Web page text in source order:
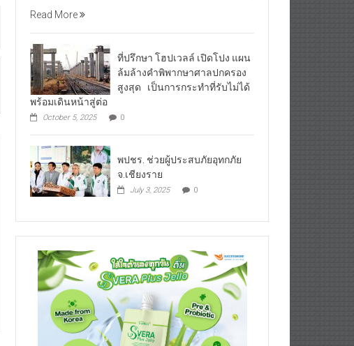
Read More
ที่ปรึกษา โฮปเวลล์ เปิดโปง แผน
ล้มล้างคำพิพากษาศาลปกครอง
สูงสุด เป็นการกระทำที่รับไม่ได้
พร้อมเดินหน้าสู่ต่อ
October 5, 2025 0
พปชร. ช่วยผู้ประสบภัยอุทกภัย
จ.เชียงราย
July 3, 2025 0